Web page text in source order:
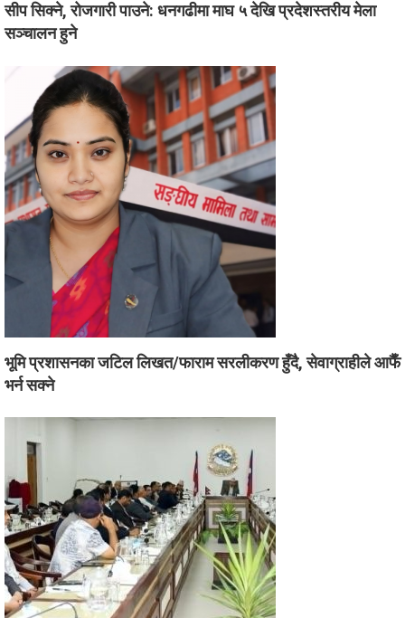
सीप सिक्ने, रोजगारी पाउने: धनगढीमा माघ ५ देखि प्रदेशस्तरीय मेला
सञ्चालन हुने
भूमि प्रशासनका जटिल लिखत/फाराम सरलीकरण हुँदै, सेवाग्राहीले आफैँ
भर्न सक्ने